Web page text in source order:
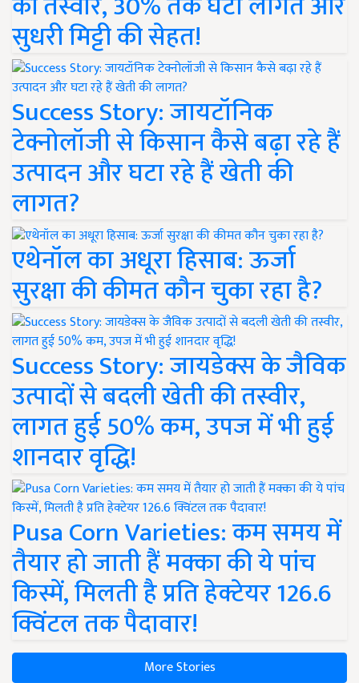
सुधरी मिट्टी की सेहत!
Success Story: जायटॉनिक
टेक्नोलॉजी से किसान कैसे बढ़ा रहे हैं
उत्पादन और घटा रहे हैं खेती की
लागत?
एथेनॉल का अधूरा हिसाब: ऊर्जा
सुरक्षा की कीमत कौन चुका रहा है?
Success Story: जायडेक्स के जैविक
उत्पादों से बदली खेती की तस्वीर,
लागत हुई 50% कम, उपज में भी हुई
शानदार वृद्धि!
Pusa Corn Varieties: कम समय में
तैयार हो जाती हैं मक्का की ये पांच
किस्में, मिलती है प्रति हेक्टेयर 126.6
क्विंटल तक पैदावार!
More Stories